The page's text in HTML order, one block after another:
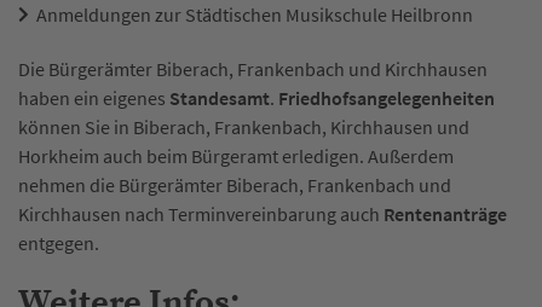
Anmeldungen zur Städtischen Musikschule Heilbronn
Die Bürgerämter Biberach, Frankenbach und Kirchhausen
haben ein eigenes Standesamt. Friedhofsangelegenheiten
können Sie in Biberach, Frankenbach, Kirchhausen und
Horkheim auch beim Bürgeramt erledigen. Außerdem
nehmen die Bürgerämter Biberach, Frankenbach und
Kirchhausen nach Terminvereinbarung auch Rentenanträge
entgegen.